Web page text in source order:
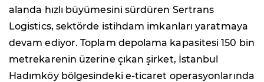
alanda hızlı büyümesini sürdüren Sertrans
Logistics, sektörde istihdam imkanları yaratmaya
devam ediyor. Toplam depolama kapasitesi 150 bin
metrekarenin üzerine çıkan şirket, İstanbul
Hadımköy bölgesindeki e-ticaret operasyonlarında